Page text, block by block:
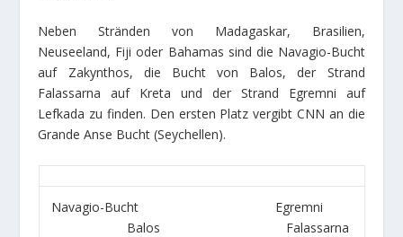
Neben Stränden von Madagaskar, Brasilien,
Neuseeland, Fiji oder Bahamas sind die Navagio-Bucht
auf Zakynthos, die Bucht von Balos, der Strand
Falassarna auf Kreta und der Strand Egremni auf
Lefkada zu finden. Den ersten Platz vergibt CNN an die
Grande Anse Bucht (Seychellen).
Navagio-Bucht Egremni
Balos Falassarna